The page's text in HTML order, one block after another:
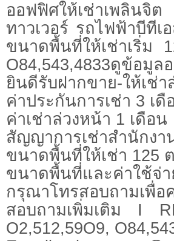
ออฟฟิศให้เช่าเพลิน
ทาวเวอร์ รถไฟฟ้าบีที
ขนาดพื้นที่ให้เช่าเริ่ม
O84,543,4833ดูข้อมูล
ยินดีรับฝากขาย-ให้เช่า
ค่าประกันการเช่า 3 เดื
ค่าเช่าล่วงหน้า 1 เดือน
สัญญาการเช่าสำนักงา
ขนาดพื้นที่ให้เช่า 125
ขนาดพื้นที่และค่าใช้
กรุณาโทรสอบถามเพื่อ
สอบถามเพิ่มเติม I
O2,512,59O9,